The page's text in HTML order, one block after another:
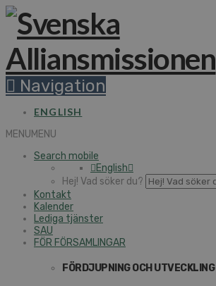
Navigation
ENGLISH
MENUMENU
Search mobile
English
Hej! Vad söker du?
Kontakt
Kalender
Lediga tjänster
SAU
FÖR FÖRSAMLINGAR
FÖRDJUPNING OCH UTVECKLING